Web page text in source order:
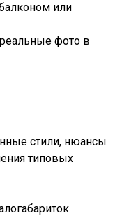
или
фото в
стили, нюансы
типовых